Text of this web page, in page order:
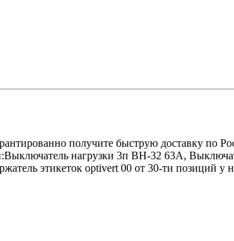
получите быструю доставку по
нагрузки 3п ВН-32 63А,
этикеток optivert 00 от 30-ти позиций у